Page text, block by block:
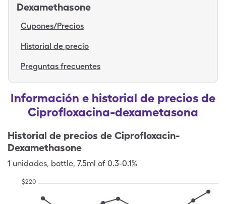
Dexamethasone
Cupones/Precios
Historial de precio
Preguntas frecuentes
Información e historial de precios de
Ciprofloxacina-dexametasona
Historial de precios de Ciprofloxacin-
Dexamethasone
1 unidades, bottle, 7.5ml of 0.3-0.1%
$220